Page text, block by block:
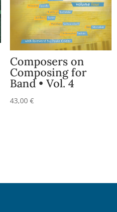
Composers on
Composing for
Band • Vol. 4
43,00 €